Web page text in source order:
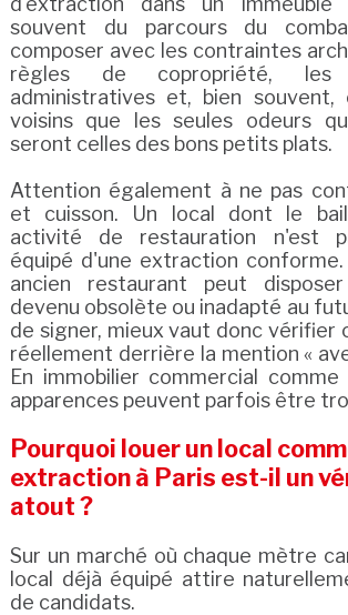
souvent du parcours du
composer avec les contraintes
règles de copropriété, les
administratives et, bien souvent,
voisins que les seules odeurs
seront celles des bons petits plats.
Attention également à ne pas
et cuisson. Un local dont le
activité de restauration n'est
équipé d'une extraction
ancien restaurant peut
devenu obsolète ou inadapté au
de signer, mieux vaut donc vérifier
réellement derrière la mention «
En immobilier commercial
apparences peuvent parfois être
Pourquoi louer un local
extraction à Paris est-il un
atout ?
Sur un marché où chaque mètre
local déjà équipé attire
de candidats.